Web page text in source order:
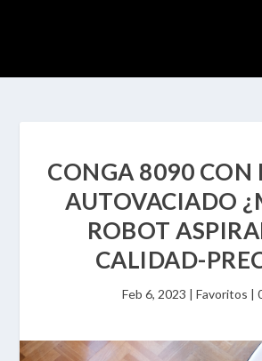
CONGA 8090 CON
AUTOVACIADO
ROBOT
CALIDAD-
Feb 6, 2023 | Favoritos |